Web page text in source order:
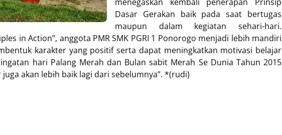
Dasar Gerakan baik pada saat bertugas
maupun dalam kegiatan sehari-hari.
in Action”, anggota PMR SMK PGRI 1 Ponorogo menjadi lebih mandiri
karakter yang positif serta dapat meningkatkan motivasi belajar
hari Palang Merah dan Bulan sabit Merah Se Dunia Tahun 2015
akan lebih baik lagi dari sebelumnya”. *(rudi)